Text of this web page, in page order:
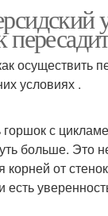
осуществить
условиях .
горшок с
больше. Это
корней от
есть